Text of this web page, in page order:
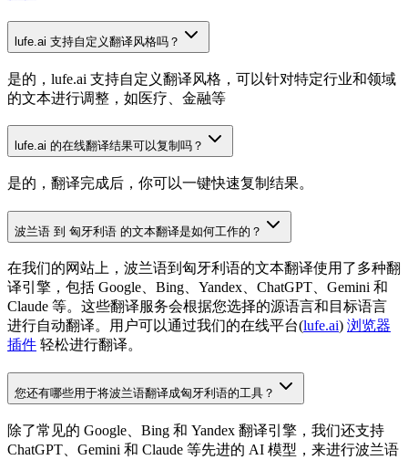
lufe.ai 支持自定义翻译风格吗？
是的，lufe.ai 支持自定义翻译风格，可以针对特定行业和领域
的文本进行调整，如医疗、金融等
lufe.ai 的在线翻译结果可以复制吗？
是的，翻译完成后，你可以一键快速复制结果。
波兰语 到 匈牙利语 的文本翻译是如何工作的？
在我们的网站上，波兰语到匈牙利语的文本翻译使用了多种翻
译引擎，包括 Google、Bing、Yandex、ChatGPT、Gemini 和
Claude 等。这些翻译服务会根据您选择的源语言和目标语言
进行自动翻译。用户可以通过我们的在线平台(lufe.ai) 浏览器
插件 轻松进行翻译。
您还有哪些用于将波兰语翻译成匈牙利语的工具？
除了常见的 Google、Bing 和 Yandex 翻译引擎，我们还支持
ChatGPT、Gemini 和 Claude 等先进的 AI 模型，来进行波兰语